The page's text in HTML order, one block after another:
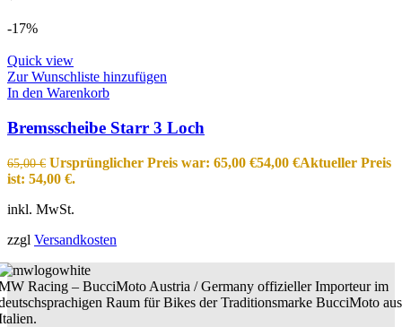
-17%
Quick view
Zur Wunschliste hinzufügen
In den Warenkorb
Bremsscheibe Starr 3 Loch
65,00€ Ursprünglicher Preis war: 65,00 €54,00 €Aktueller Preis
ist: 54,00 €.
inkl. MwSt.
zzgl Versandkosten
Racing – BucciMoto Austria / Germany offizieller Importeur im
Raum für Bikes der Traditionsmarke BucciMoto aus